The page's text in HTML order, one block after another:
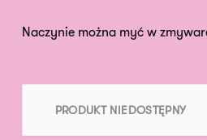
Naczynie można myć w
PRODUKT NIEDOSTĘPNY